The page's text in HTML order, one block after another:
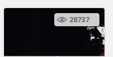
28737